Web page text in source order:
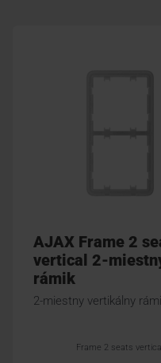
AJAX Frame 2
vertical 2-
rámik
2-miestny vertikálny
Frame 2 seats vertical